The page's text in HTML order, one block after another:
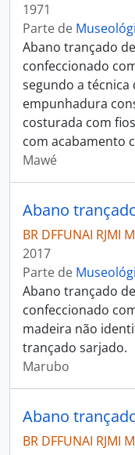
1971
Parte de
Abano trançado
confeccionado
segundo a
empunhadura
costurada com
com acabamento
Mawé
Abano
BR DFFUNAI RJMI
2017
Parte de
Abano trançado
confeccionado
madeira não
trançado sarjado.
Marubo
Abano
BR DFFUNAI RJMI